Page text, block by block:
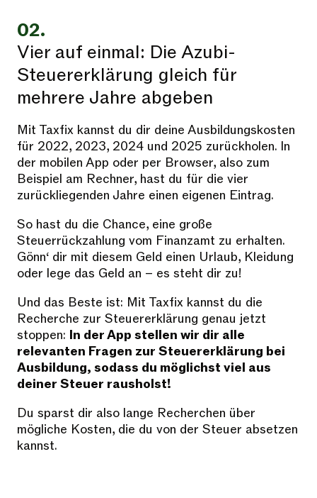
02.
Vier auf einmal: Die Azubi-
Steuererklärung gleich für
mehrere Jahre abgeben
Mit Taxfix kannst du dir deine Ausbildungskosten
für 2022, 2023, 2024 und 2025 zurückholen. In
der mobilen App oder per Browser, also zum
Beispiel am Rechner, hast du für die vier
zurückliegenden Jahre einen eigenen Eintrag.
So hast du die Chance, eine große
Steuerrückzahlung vom Finanzamt zu erhalten.
Gönn‘ dir mit diesem Geld einen Urlaub, Kleidung
oder lege das Geld an – es steht dir zu!
Und das Beste ist: Mit Taxfix kannst du die
Recherche zur Steuererklärung genau jetzt
stoppen: In der App stellen wir dir alle
relevanten Fragen zur Steuererklärung bei
Ausbildung, sodass du möglichst viel aus
deiner Steuer rausholst!
Du sparst dir also lange Recherchen über
mögliche Kosten, die du von der Steuer absetzen
kannst.